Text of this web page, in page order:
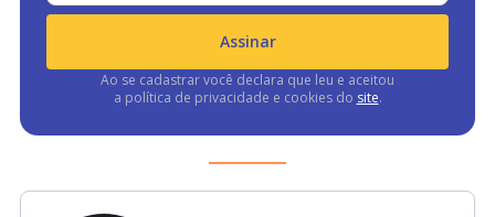
Assinar
Ao se cadastrar você declara que leu e aceitou
a política de privacidade e cookies do site.